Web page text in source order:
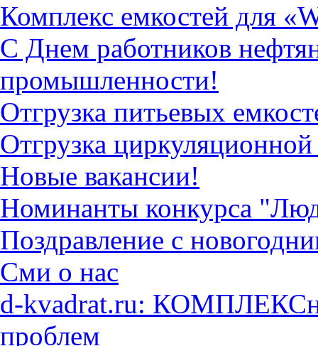
Комплекс емкостей для
С Днем работников
промышленности!
Отгрузка питьевых
Отгрузка
Новые вакансии!
Номинанты конкурса
Поздравление с
Сми о нас
d-kvadrat.ru:
проблем